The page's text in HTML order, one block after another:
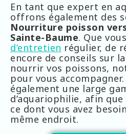
En tant que expert en
offrons également des
Nourriture poisson
Sainte-Baume. Que
d’entretien régulier, de
encore de conseils sur
nourrir vos poissons,
pour vous
également une large
d’aquariophilie, afin
ce dont vous avez
même endroit.